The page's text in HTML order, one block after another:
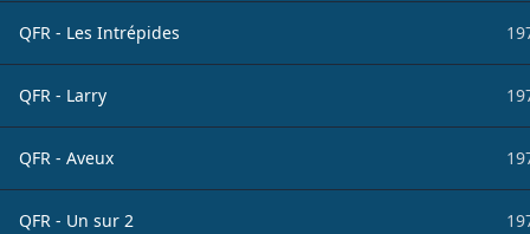
QFR - Les Intrépides
QFR - Larry
QFR - Aveux
QFR - Un sur 2